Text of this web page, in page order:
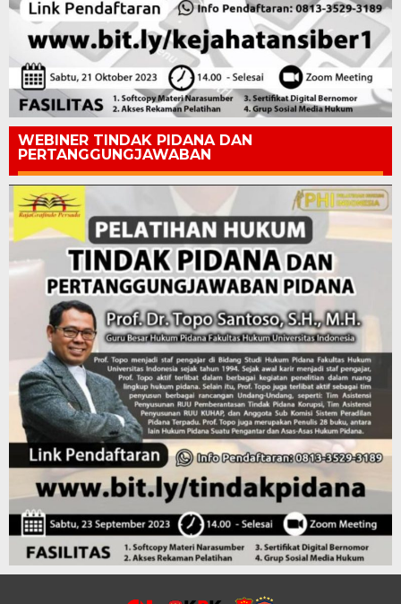
WEBINER TINDAK PIDANA DAN
PERTANGGUNGJAWABAN